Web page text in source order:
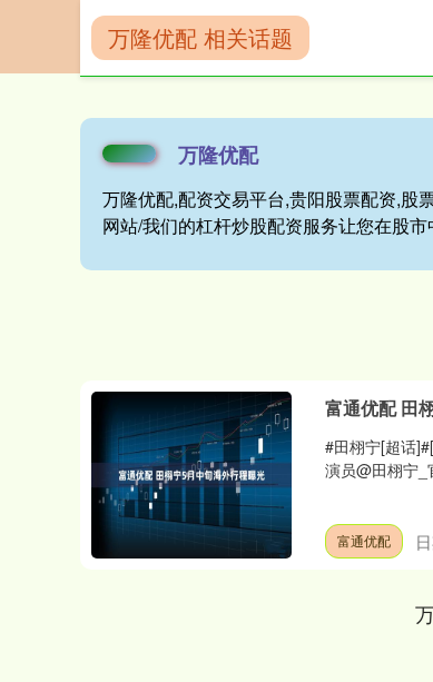
万隆优配
万隆优配,配资交易平台,贵阳股票配资,股
网站/我们的杠杆炒股配资服务让您在股
万隆优配 相关话题
富通优配 田
#田栩宁[超话
演员@田栩宁
富通优配